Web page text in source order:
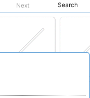
Next Search